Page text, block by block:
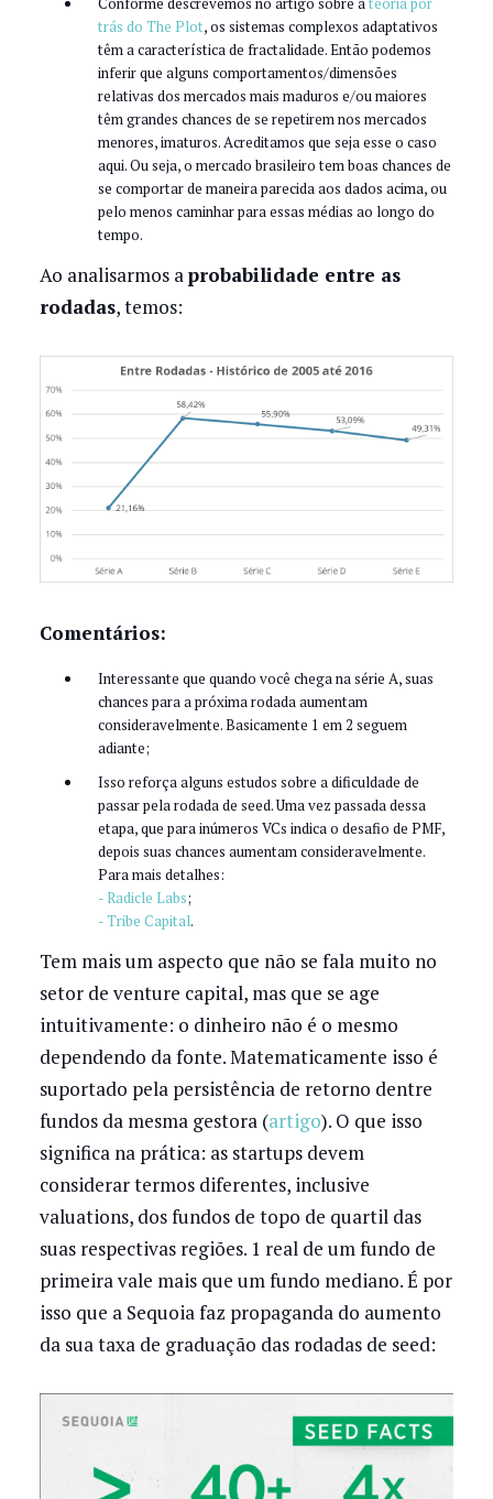
trás do The Plot, os sistemas complexos adaptativos
têm a característica de fractalidade. Então podemos
inferir que alguns comportamentos/dimensões
relativas dos mercados mais maduros e/ou maiores
têm grandes chances de se repetirem nos mercados
menores, imaturos. Acreditamos que seja esse o caso
aqui. Ou seja, o mercado brasileiro tem boas chances de
se comportar de maneira parecida aos dados acima, ou
pelo menos caminhar para essas médias ao longo do
tempo.
Ao analisarmos a probabilidade entre as
rodadas, temos:
Comentários:
Interessante que quando você chega na série A, suas
chances para a próxima rodada aumentam
consideravelmente. Basicamente 1 em 2 seguem
adiante;
Isso reforça alguns estudos sobre a dificuldade de
passar pela rodada de seed. Uma vez passada dessa
etapa, que para inúmeros VCs indica o desafio de PMF,
depois suas chances aumentam consideravelmente.
Para mais detalhes:
- Radicle Labs;
- Tribe Capital.
Tem mais um aspecto que não se fala muito no
setor de venture capital, mas que se age
intuitivamente: o dinheiro não é o mesmo
dependendo da fonte. Matematicamente isso é
suportado pela persistência de retorno dentre
fundos da mesma gestora (artigo). O que isso
significa na prática: as startups devem
considerar termos diferentes, inclusive
valuations, dos fundos de topo de quartil das
suas respectivas regiões. 1 real de um fundo de
primeira vale mais que um fundo mediano. É por
isso que a Sequoia faz propaganda do aumento
da sua taxa de graduação das rodadas de seed: